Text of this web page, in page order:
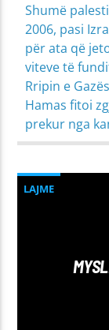
Shumë
2006, pasi
për ata që
viteve të
Rripin e
Hamas fitoi
prekur nga
LAJME